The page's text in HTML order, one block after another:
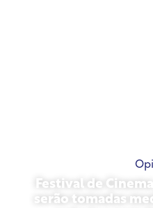
Festival de
serão tomadas